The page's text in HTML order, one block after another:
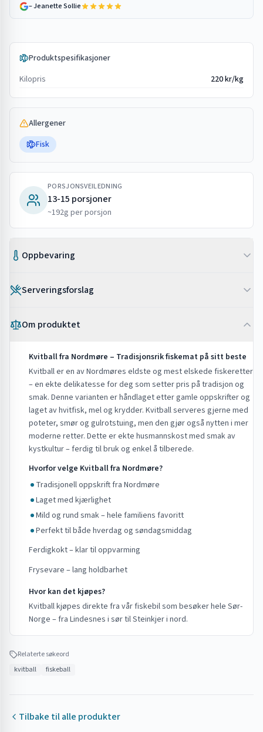
–Jeanette Sollie
Produktspesifikasjoner
Kilopris
220 kr/kg
Allergener
Fisk
PORSJONSVEILEDNING
13-15 porsjoner
~192g per porsjon
Oppbevaring
Oppbevares ved -18°C. Holdbar i 6-9 måneder
Etter tining: bruk innen 2 dager, oppbevar i kjøleskap
Kan varmes direkte fra fryst i stekepanne eller ovn
• Tin i kjøleskap hvis du vil ha jevnere oppvarming
Ferdigprodukter – bare varm opp og server
•Følg anvisningen på pakken for beste resultat
Serveringsforslag
•Fiskekaker i brød med remulade og salat – en norsk
•Med stuing og kokte grønnsaker – raskt og enkelt
hverdagsmåltid
•Blandaball med smeltet smør og flatbrød
Om produktet
Kvitball fra Nordmøre – Tradisjonsrik fiskemat på sitt beste
Kvitball er en av Nordmøres eldste og mest elskede fiskeretter
– en ekte delikatesse for deg som setter pris på tradisjon og
smak. Denne varianten er håndlaget etter gamle oppskrifter og
laget av hvitfisk, mel og krydder. Kvitball serveres gjerne med
poteter, smør og gulrotstuing, men den gjør også nytten i mer
moderne retter. Dette er ekte husmannskost med smak av
kystkultur – ferdig til bruk og enkel å tilberede.
Hvorfor velge Kvitball fra Nordmøre?
Tradisjonell oppskrift fra Nordmøre
Laget med kjærlighet
Mild og rund smak – hele familiens favoritt
Perfekt til både hverdag og søndagsmiddag
Ferdigkokt – klar til oppvarming
Frysevare – lang holdbarhet
Hvor kan det kjøpes?
Kvitball kjøpes direkte fra vår fiskebil som besøker hele Sør-
Norge – fra Lindesnes i sør til Steinkjer i nord.
Relaterte søkeord
kvitball
fiskeball
Tilbake til alle produkter